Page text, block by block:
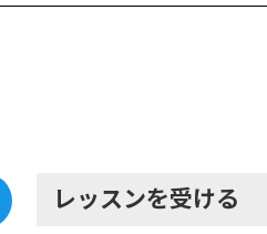
レッスンを受ける